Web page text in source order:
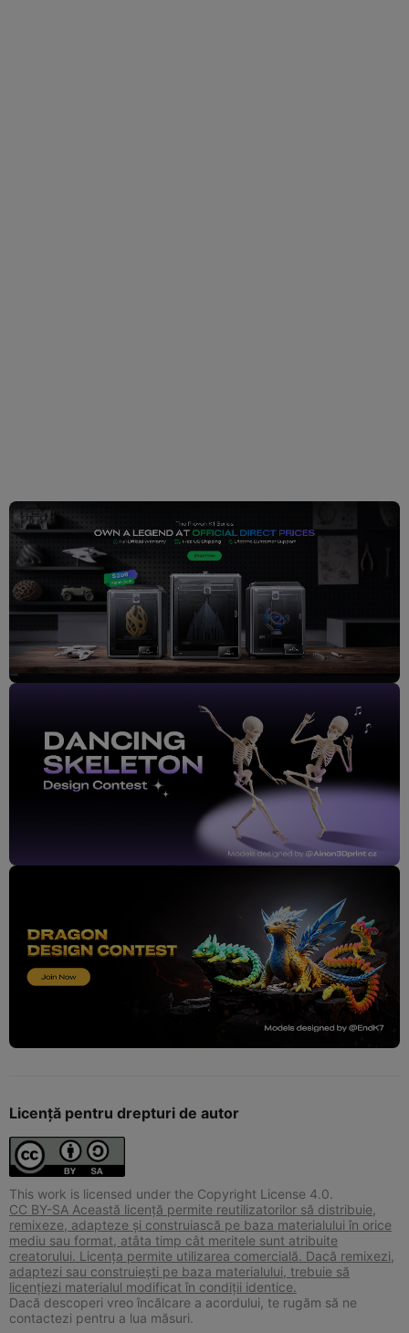
Licență pentru drepturi de autor
This work is licensed under the Copyright License 4.0.
CC BY-SA Această licență permite reutilizatorilor să distribuie,
remixeze, adapteze și construiască pe baza materialului în orice
mediu sau format, atâta timp cât meritele sunt atribuite
creatorului. Licența permite utilizarea comercială. Dacă remixezi,
adaptezi sau construiești pe baza materialului, trebuie să
licențiezi materialul modificat în condiții identice.
Dacă descoperi vreo încălcare a acordului, te rugăm să ne
contactezi pentru a lua măsuri.